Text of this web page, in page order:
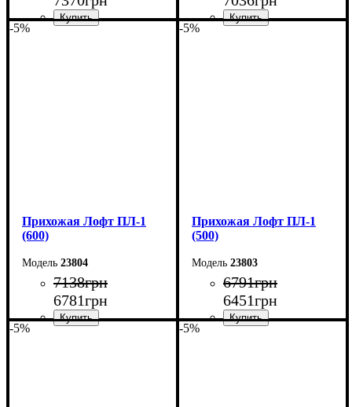
-5%
Прихожая Лофт ПЛ-1
(600)
23804
7138грн
6781грн
-5%
Прихожая Лофт ПЛ-1
(500)
23803
6791грн
6451грн
-5% -5%